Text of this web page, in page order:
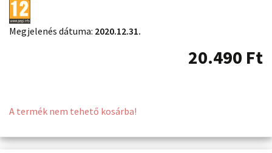
Megjelenés dátuma: 2020.12.31.
20.490 Ft
A termék nem tehető kosárba!